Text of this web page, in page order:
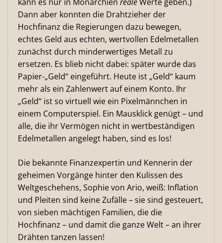
Dann aber konnten die Drahtzieher der
Hochfinanz die Regierungen dazu bewegen,
echtes Geld aus echten, wertvollen Edelmetallen
zunächst durch minderwertiges Metall zu
ersetzen. Es blieb nicht dabei: später wurde das
Papier-„Geld“ eingeführt. Heute ist „Geld“ kaum
mehr als ein Zahlenwert auf einem Konto. Ihr
„Geld“ ist so virtuell wie ein Pixelmännchen in
einem Computerspiel. Ein Mausklick genügt – und
alle, die ihr Vermögen nicht in wertbeständigen
Edelmetallen angelegt haben, sind es los!
Die bekannte Finanzexpertin und Kennerin der
geheimen Vorgänge hinter den Kulissen des
Weltgeschehens, Sophie von Ario, weiß: Inflation
und Pleiten sind keine Zufälle – sie sind gesteuert,
von sieben mächtigen Familien, die die
Hochfinanz – und damit die ganze Welt – an ihrer
Drähten tanzen lassen!